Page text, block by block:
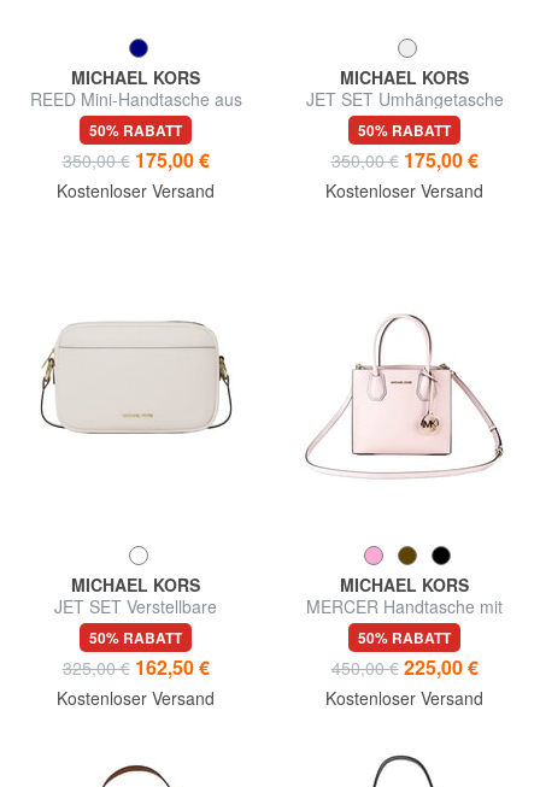
MICHAEL KORS
REED Mini-Handtasche aus
Leder
50% RABATT
350,00 € 175,00 €
Kostenloser Versand
MICHAEL KORS
JET SET Umhängetasche
50% RABATT
350,00 € 175,00 €
Kostenloser Versand
MICHAEL KORS
JET SET Verstellbare
Schultertasche aus Leder
50% RABATT
325,00 € 162,50 €
Kostenloser Versand
MICHAEL KORS
MERCER Handtasche mit
Schulterriemen aus Leder
50% RABATT
450,00 € 225,00 €
Kostenloser Versand